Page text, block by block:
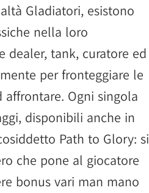
Gladiatori, esistono
nella loro
dealer, tank, curatore ed
per fronteggiare le
Ogni singola
disponibili anche in
Path to Glory: si
che pone al giocatore
bonus vari man mano